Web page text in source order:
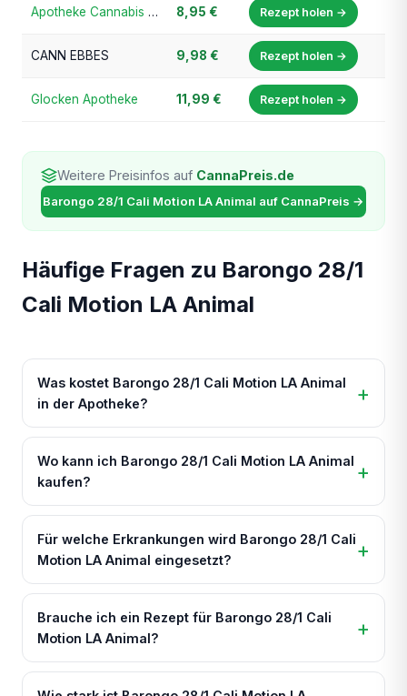
Apotheke Cannabis Prime 8,95 € Rezept holen →
CANN EBBES 9,98 € Rezept holen →
Glocken Apotheke 11,99 € Rezept holen →
Weitere Preisinfos auf CannaPreis.de
Barongo 28/1 Cali Motion LA Animal auf CannaPreis →
Häufige Fragen zu Barongo 28/1
Cali Motion LA Animal
Was kostet Barongo 28/1 Cali Motion LA Animal
in der Apotheke?
Wo kann ich Barongo 28/1 Cali Motion LA Animal
kaufen?
Für welche Erkrankungen wird Barongo 28/1 Cali
Motion LA Animal eingesetzt?
Brauche ich ein Rezept für Barongo 28/1 Cali
Motion LA Animal?